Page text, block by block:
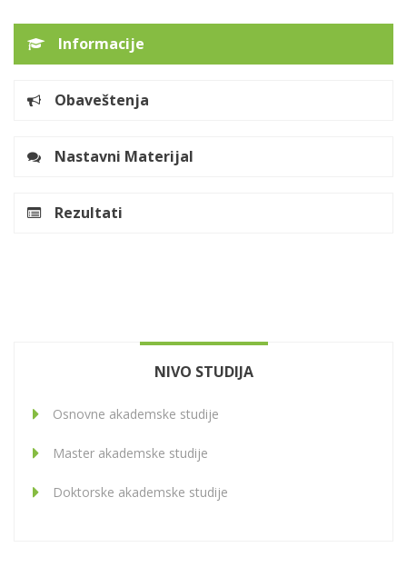
Informacije
Obaveštenja
Nastavni Materijal
Rezultati
NIVO STUDIJA
Osnovne akademske studije
Master akademske studije
Doktorske akademske studije